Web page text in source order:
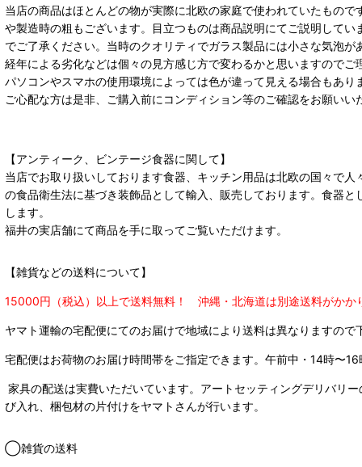
当店の商品はほとんどの物が実際に北欧の家庭で使われていたもの
や製造時の粗もございます。目立つものは商品説明にてご説明して
でご了承ください。当時のクオリティでガラス製品には小さな気泡が
経年による劣化などは個々の見方感じ方で変わるかと思いますのでご
パソコンやスマホの使用環境によっては色が違って見える場合もあ
ご心配な方は是非、ご購入前にコンディション等のご確認をお願い
【アンティーク、ビンテージ食器に関して】
当店でお取り扱いしております食器、キッチン用品は北欧の国々で
の食品衛生法に基づき装飾品として輸入、販売しております。食器
します。
福井の実店舗にて商品を手に取ってご覧いただけます。
【雑貨などの送料について】
15000円（税込）以上で送料無料！ 沖縄・北海道は別途送料がかか
ヤマト運輸の宅配便にてのお届けで地域により送料は異なりますので
宅配便はお荷物のお届け時間帯をご指定できます。 午前中・14時〜
家具の配送は実費いただいています。アートセッティングデリバリ
び入れ、梱包材の片付けをヤマトさんが行います。
◯雑貨の送料